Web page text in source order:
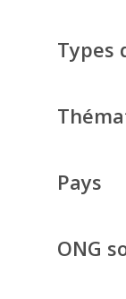
Types
Pays
ONG